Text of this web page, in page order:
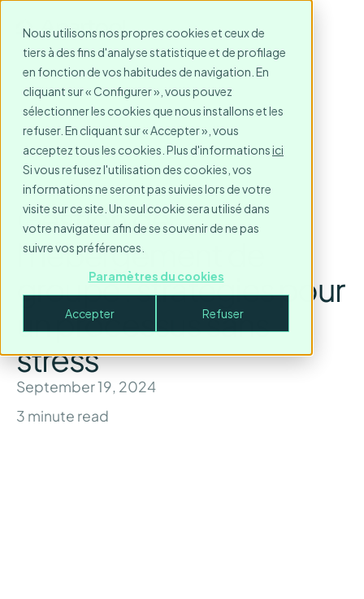
Nous utilisons nos propres cookies et ceux de
tiers à des fins d'analyse statistique et de profilage
en fonction de vos habitudes de navigation. En
cliquant sur « Configurer », vous pouvez
sélectionner les cookies que nous installons et les
refuser. En cliquant sur « Accepter », vous
acceptez tous les cookies. Plus d'informationsici
Si vous refusez l'utilisation des cookies, vos
informations ne seront pas suivies lors de votre
visite sur ce site. Un seul cookie sera utilisé dans
votre navigateur afin de se souvenir de ne pas
suivre vos préférences.
Paramètres du cookies
Accepter Refuser
Gestion de
l'hébergement de
groupe : stratégies pour
un processus sans
stress
September 19, 2024
3 minute read